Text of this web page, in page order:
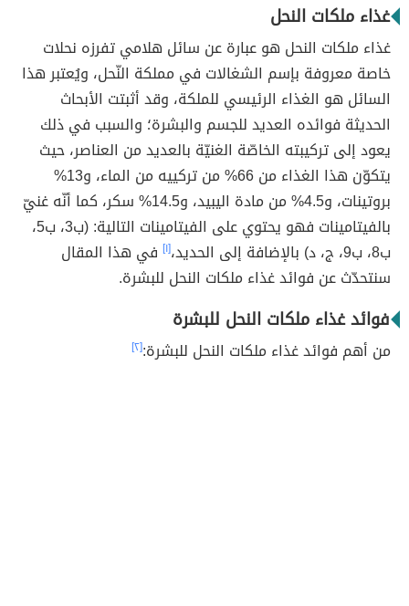
غذاء ملكات النحل
غذاء ملكات النحل هو عبارة عن سائل هلامي تفرزه نحلات
خاصة معروفة بإسم الشغالات في مملكة النّحل، ويُعتبر هذا
السائل هو الغذاء الرئيسي للملكة، وقد أثبتت الأبحاث
الحديثة فوائده العديد للجسم والبشرة؛ والسبب في ذلك
يعود إلى تركيبته الخاصّة الغنيّة بالعديد من العناصر، حيث
يتكوّن هذا الغذاء من 66% من تركييه من الماء، و13%
بروتينات، و4.5% من مادة اليبيد، و14.5% سكر، كما أنّه غنيّ
بالفيتامينات فهو يحتوي على الفيتامينات التالية: (ب3، ب5،
ب8، ب9، ج، د) بالإضافة إلى الحديد،
[١] في هذا المقال
سنتحدّث عن فوائد غذاء ملكات النحل للبشرة.
فوائد غذاء ملكات النحل للبشرة
من أهم فوائد غذاء ملكات النحل للبشرة:[٢]